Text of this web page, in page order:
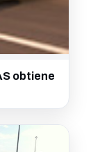
obtiene